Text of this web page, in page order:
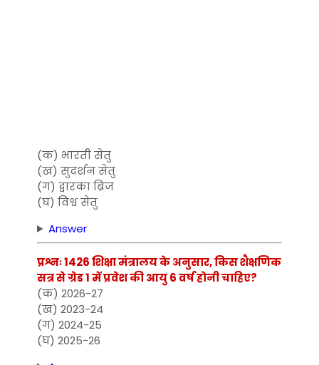
(क) भारती सेतु
(ख) सुदर्शन सेतु
(ग) द्वारका ब्रिज
(घ) विश्व सेतु
Answer
प्रश्नः 1426 शिक्षा मंत्रालय के अनुसार, किस शैक्षणिक
सत्र से ग्रेड 1 में प्रवेश की आयु 6 वर्ष होनी चाहिए?
(क) 2026-27
(ख) 2023-24
(ग) 2024-25
(घ) 2025-26